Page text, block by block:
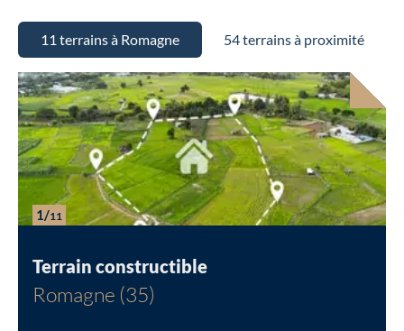
11 terrains à Romagne 54 terrains à proximité
1/11
Terrain constructible
Romagne (35)